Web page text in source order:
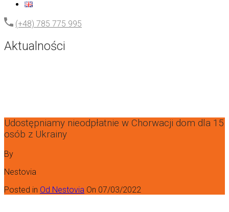
(+48) 785 775 995
Aktualności
Udostępniamy nieodpłatnie w Chorwacji dom dla 15
osób z Ukrainy
By
Nestovia
Posted in Od Nestovia On 07/03/2022